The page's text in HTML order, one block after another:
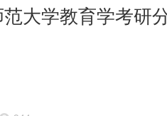
范大学教育学考研